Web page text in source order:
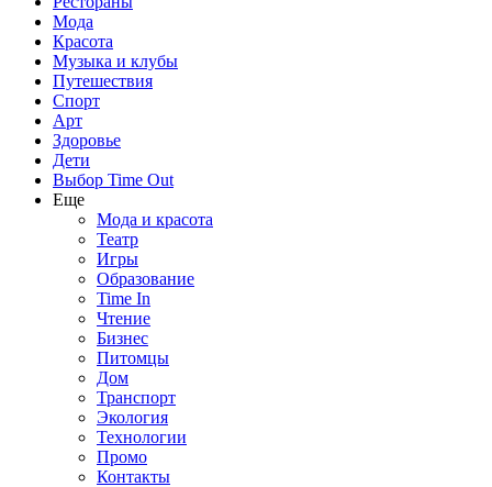
Мода
Красота
Музыка и клубы
Путешествия
Спорт
Арт
Здоровье
Дети
Выбор Time Out
Еще
Мода и красота
Театр
Игры
Образование
Time In
Чтение
Бизнес
Питомцы
Дом
Транспорт
Экология
Технологии
Промо
Контакты